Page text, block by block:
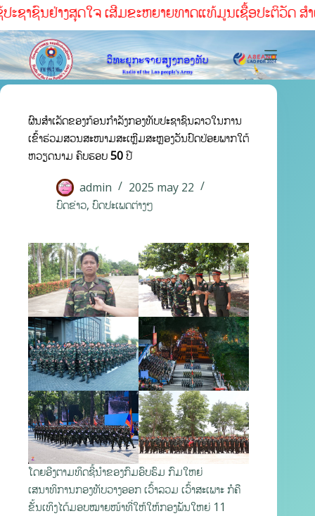
າຊົນຢ່າງສຸດໃຈ ເສີມຂະຫຍາຍທາດແທ້ມູນເຊື້ອປະຕິວັດ ສໍາເ
ຜົນສຳເລັດຂອງກ້ອນກຳລັງກອງທັບປະຊາຊົນລາວໃນການ
ເຂົ້າຮ່ວມສວນສະໜາມສະເຫຼີມສະຫຼອງວັນປົດປ່ອຍພາກໃຕ້
ຫວຽດນາມ ຄົບຮອບ 50 ປີ
admin
2025 may 22
ບົດຂ່າວ, ບົດປະເພດຕ່າງໆ
ໂດຍອີງຕາມທິດຊີ້ນໍາຂອງກົມອົບຮົມ ກົມໃຫຍ່
ເສນາທິການກອງທັບວາງອອກ ເວົ້າລວມ ເວົ້າສະເພາະ ກໍຄື
ຂັ້ນເທິງໄດ້ມອບໝາຍໜ້າທີ່ໃຫ້ໃຫ້ກອງພັນໃຫຍ່ 11